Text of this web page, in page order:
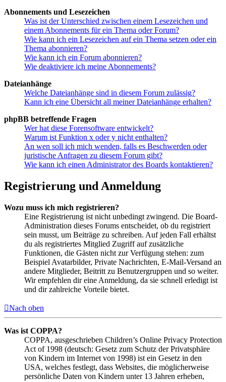
Abonnements und Lesezeichen
Was ist der Unterschied zwischen einem Lesezeichen und
einem Abonnements für ein Thema oder Forum?
Wie kann ich ein Lesezeichen auf ein Thema setzen oder ein
Thema abonnieren?
Wie kann ich ein Forum abonnieren?
Wie deaktiviere ich meine Abonnements?
Dateianhänge
Welche Dateianhänge sind in diesem Forum zulässig?
Kann ich eine Übersicht all meiner Dateianhänge erhalten?
phpBB betreffende Fragen
Wer hat diese Forensoftware entwickelt?
Warum ist Funktion x oder y nicht enthalten?
An wen soll ich mich wenden, falls es Beschwerden oder
juristische Anfragen zu diesem Forum gibt?
Wie kann ich einen Administrator des Boards kontaktieren?
Registrierung und Anmeldung
Wozu muss ich mich registrieren?
Eine Registrierung ist nicht unbedingt zwingend. Die Board-
Administration dieses Forums entscheidet, ob du registriert
sein musst, um Beiträge zu schreiben. Auf jeden Fall erhältst
du als registriertes Mitglied Zugriff auf zusätzliche
Funktionen, die Gästen nicht zur Verfügung stehen: zum
Beispiel Avatarbilder, Private Nachrichten, E-Mail-Versand an
andere Mitglieder, Beitritt zu Benutzergruppen und so weiter.
Wir empfehlen dir eine Anmeldung, da sie schnell erledigt ist
und dir zahlreiche Vorteile bietet.
Nach oben
Was ist COPPA?
COPPA, ausgeschrieben Children’s Online Privacy Protection
Act of 1998 (deutsch: Gesetz zum Schutz der Privatsphäre
von Kindern im Internet von 1998) ist ein Gesetz in den
USA, welches festlegt, dass Websites, die möglicherweise
persönliche Daten von Kindern unter 13 Jahren erheben,